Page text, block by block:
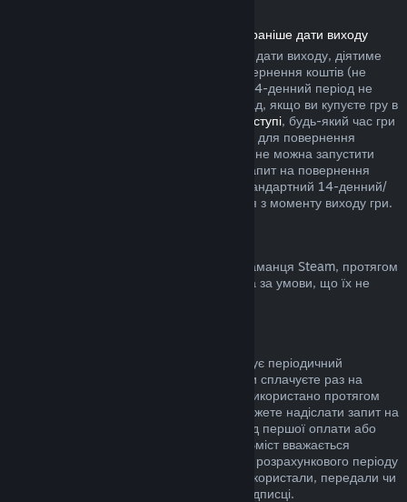
Повернення коштів за продукти, куплені раніше дати виходу
Якщо ви купуєте продукт у Steam раніше дати виходу, діятиме
двогодинне обмеження часу гри для повернення коштів (не
поширюється на бета-тестування), але 14-денний період не
почнеться раніше дати виходу. Наприклад, якщо ви купуєте гру в
пріоритетному доступі, будь-який час гри
зарахується до двогодинного обмеження для повернення
коштів. Якщо ви завчасно купили гру, яку не можна запустити
раніше дати виходу, ви можете подати запит на повернення
коштів у будь-який час до її випуску, а стандартний 14-денний/
двогодинний період застосовуватиметься з моменту виходу гри.
Ви можете повернути кошти, додані до гаманця Steam, протягом
чотирнадцяти днів з моменту переказу та за умови, що їх не
До деяких сервісів і вмісту Steam пропонує періодичний
(помісячний, порічний) доступ, за який ви сплачуєте раз на
період. Якщо поновлювану підписку не використано протягом
поточного розрахункового періоду, ви можете надіслати запит на
повернення коштів упродовж 48 годин від першої оплати або
будь-якого автоматичного поновлення. Вміст вважається
використаним, якщо протягом поточного розрахункового періоду
ви грали в будь-які ігри з підписки або використали, передали чи
змінили будь-які привілеї або знижки у підписці.